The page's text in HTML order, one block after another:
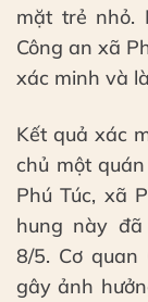
mặt trẻ nhỏ.
Công an xã
xác minh và
Kết quả xác
chủ một
Phú Túc, xã
hung này
8/5. Cơ
gây ảnh